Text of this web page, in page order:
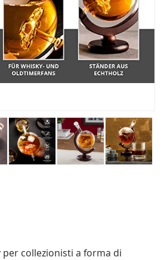
collezionisti a forma di